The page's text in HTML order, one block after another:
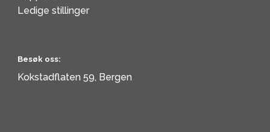
Ledige stillinger
Besøk oss:
Kokstadflaten 59, Bergen